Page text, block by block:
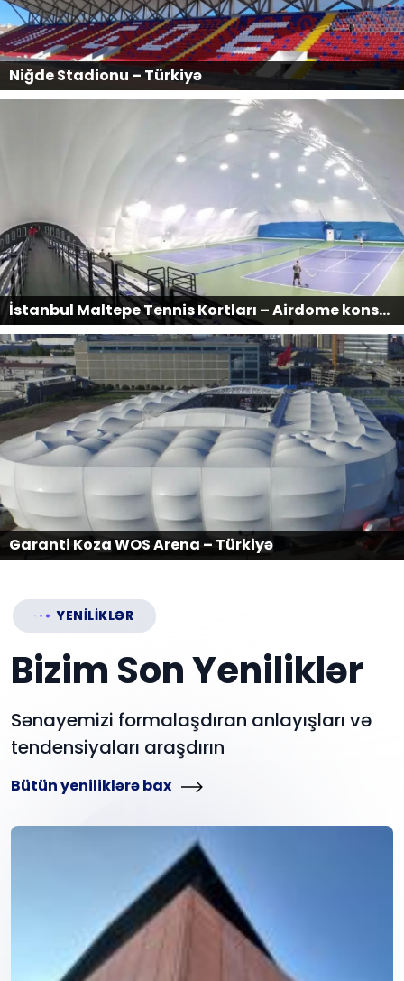
Niğde Stadionu – Türkiyə
İstanbul Maltepe Tennis Kortları – Airdome konstruksiyası, Türkiyə
Garanti Koza WOS Arena – Türkiyə
YENİLİKLƏR
Bizim Son Yeniliklər
Sənayemizi formalaşdıran anlayışları və
tendensiyaları araşdırın
Bütün yeniliklərə bax